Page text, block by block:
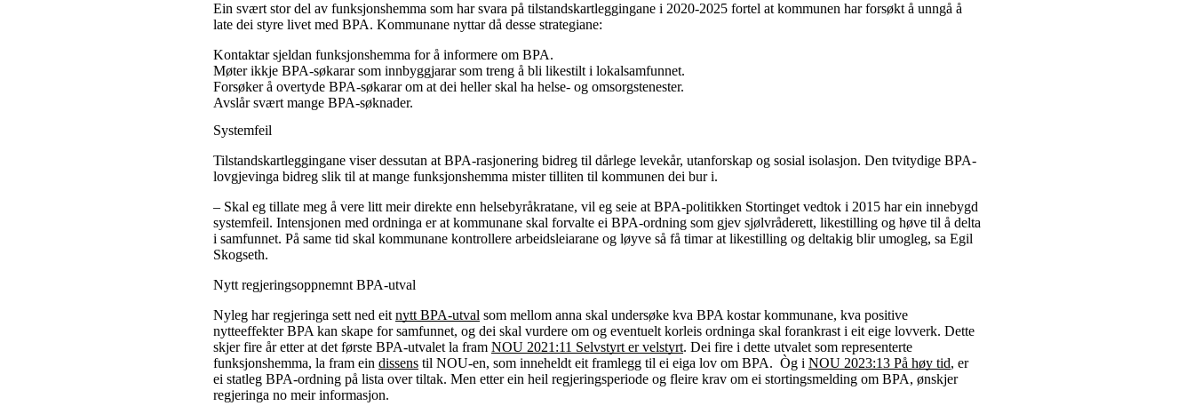
Ein svært stor del av funksjonshemma som har svara på tilstandskartleggingane i 2020-2025 fortel at kommunen har forsøkt å unngå å
late dei styre livet med BPA. Kommunane nyttar då desse strategiane:
Kontaktar sjeldan funksjonshemma for å informere om BPA.
Møter ikkje BPA-søkarar som innbyggjarar som treng å bli likestilt i lokalsamfunnet.
Forsøker å overtyde BPA-søkarar om at dei heller skal ha helse- og omsorgstenester.
Avslår svært mange BPA-søknader.
Systemfeil
Tilstandskartleggingane viser dessutan at BPA-rasjonering bidreg til dårlege levekår, utanforskap og sosial isolasjon. Den tvitydige BPA-
lovgjevinga bidreg slik til at mange funksjonshemma mister tilliten til kommunen dei bur i.
– Skal eg tillate meg å vere litt meir direkte enn helsebyråkratane, vil eg seie at BPA-politikken Stortinget vedtok i 2015 har ein innebygd
systemfeil. Intensjonen med ordninga er at kommunane skal forvalte ei BPA-ordning som gjev sjølvråderett, likestilling og høve til å delta
i samfunnet. På same tid skal kommunane kontrollere arbeidsleiarane og løyve så få timar at likestilling og deltakig blir umogleg, sa Egil
Skogseth.
Nytt regjeringsoppnemnt BPA-utval
Nyleg har regjeringa sett ned eit nytt BPA-utval som mellom anna skal undersøke kva BPA kostar kommunane, kva positive
nytteeffekter BPA kan skape for samfunnet, og dei skal vurdere om og eventuelt korleis ordninga skal forankrast i eit eige lovverk. Dette
skjer fire år etter at det første BPA-utvalet la fram NOU 2021:11 Selvstyrt er velstyrt. Dei fire i dette utvalet som representerte
funksjonshemma, la fram ein dissens til NOU-en, som inneheldt eit framlegg til ei eiga lov om BPA. Òg i NOU 2023:13 På høy tid, er
ei statleg BPA-ordning på lista over tiltak. Men etter ein heil regjeringsperiode og fleire krav om ei stortingsmelding om BPA, ønskjer
regjeringa no meir informasjon.